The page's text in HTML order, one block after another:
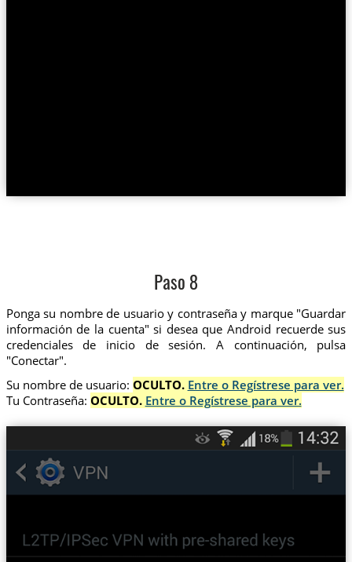
Paso 8
Ponga su nombre de usuario y contraseña y marque "Guardar
información de la cuenta" si desea que Android recuerde sus
credenciales de inicio de sesión. A continuación, pulsa
"Conectar".
Su nombre de usuario: OCULTO. Entre o Regístrese para ver.
Tu Contraseña: OCULTO. Entre o Regístrese para ver.